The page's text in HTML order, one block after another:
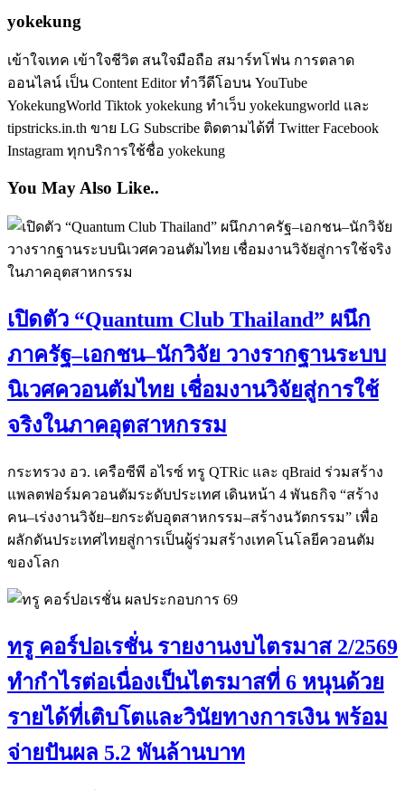
yokekung
เข้าใจเทค เข้าใจชีวิต สนใจมือถือ สมาร์ทโฟน การตลาด
ออนไลน์ เป็น Content Editor ทำวีดีโอบน YouTube
YokekungWorld Tiktok yokekung ทำเว็บ yokekungworld และ
tipstricks.in.th ขาย LG Subscribe ติดตามได้ที่ Twitter Facebook
Instagram ทุกบริการใช้ชื่อ yokekung
You May Also Like..
เปิดตัว “Quantum Club Thailand” ผนึก
ภาครัฐ–เอกชน–นักวิจัย วางรากฐานระบบ
นิเวศควอนตัมไทย เชื่อมงานวิจัยสู่การใช้
จริงในภาคอุตสาหกรรม
กระทรวง อว. เครือซีพี อไรซ์ ทรู QTRic และ qBraid ร่วมสร้าง
แพลตฟอร์มควอนตัมระดับประเทศ เดินหน้า 4 พันธกิจ “สร้าง
คน–เร่งงานวิจัย–ยกระดับอุตสาหกรรม–สร้างนวัตกรรม” เพื่อ
ผลักดันประเทศไทยสู่การเป็นผู้ร่วมสร้างเทคโนโลยีควอนตัม
ของโลก
ทรู คอร์ปอเรชั่น รายงานงบไตรมาส 2/2569
ทำกำไรต่อเนื่องเป็นไตรมาสที่ 6 หนุนด้วย
รายได้ที่เติบโตและวินัยทางการเงิน พร้อม
จ่ายปันผล 5.2 พันล้านบาท